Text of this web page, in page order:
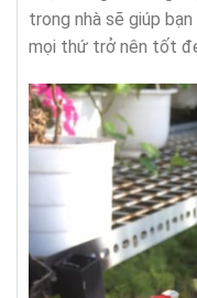
trong nhà sẽ giúp
mọi thứ trở nên tốt